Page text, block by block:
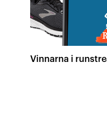
Vinnarna i